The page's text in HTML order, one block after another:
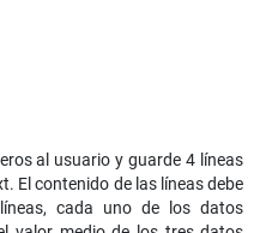
al usuario y guarde 4 líneas
El contenido de las líneas debe
cada uno de los datos